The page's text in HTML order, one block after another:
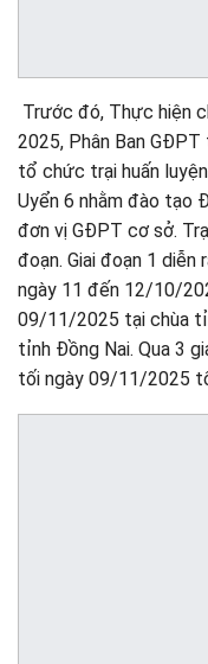
Trước đó, Thực hiện
2025, Phân Ban
tổ chức trại huấn
Uyển 6 nhằm đào tạo
đơn vị GĐPT cơ sở.
đoạn. Giai đoạn 1
ngày 11 đến 12/10/
09/11/2025 tại chùa
tỉnh Đồng Nai. Qua 3
tối ngày 09/11/2025